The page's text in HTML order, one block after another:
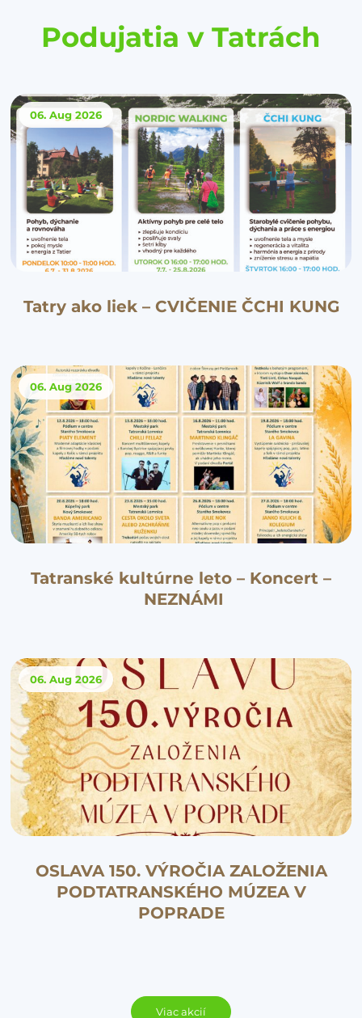
Podujatia v Tatrách
06. Aug 2026
Tatry ako liek – CVIČENIE ČCHI KUNG
06. Aug 2026
Tatranské kultúrne leto – Koncert –
NEZNÁMI
06. Aug 2026
OSLAVA 150. VÝROČIA ZALOŽENIA
PODTATRANSKÉHO MÚZEA V
POPRADE
Viac akcií